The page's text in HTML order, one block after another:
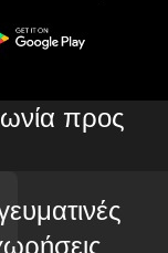
προς